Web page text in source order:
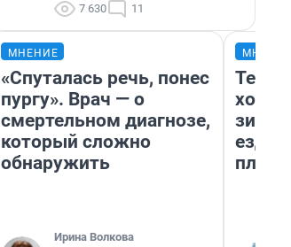
7 630 11
МНЕНИЕ
«Спуталась речь, понес
пургу». Врач — о
смертельном диагнозе,
который сложно
обнаружить
Ирина Волкова
ездит